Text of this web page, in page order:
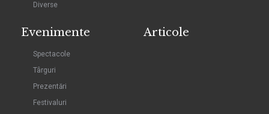
Diverse
Evenimente
Spectacole
Târguri
Prezentări
Festivaluri
Articole